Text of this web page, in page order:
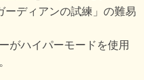
ーディアンの試練」の難易
ハイパーモードを使用